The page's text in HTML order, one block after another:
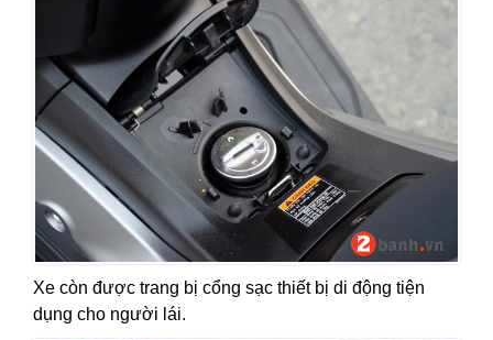
Xe còn được trang bị cổng sạc thiết bị di động tiện
dụng cho người lái.